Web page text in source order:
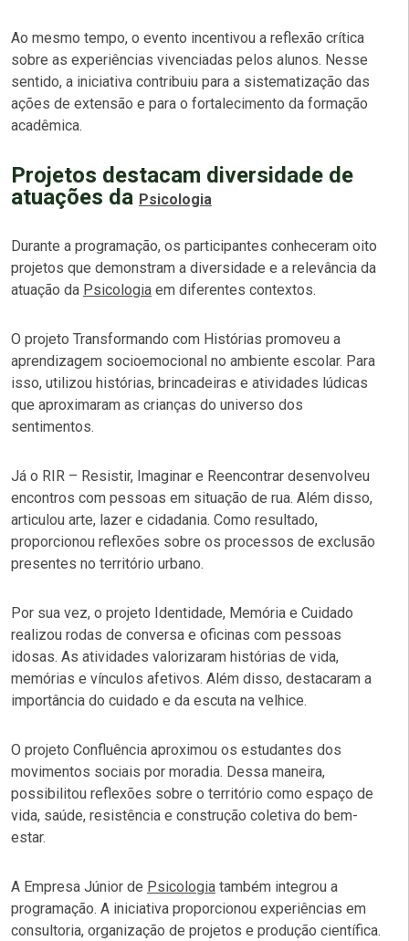
Ao mesmo tempo, o evento incentivou a reflexão crítica
sobre as experiências vivenciadas pelos alunos. Nesse
sentido, a iniciativa contribuiu para a sistematização das
ações de extensão e para o fortalecimento da formação
acadêmica.
Projetos destacam diversidade de
atuações da Psicologia
Durante a programação, os participantes conheceram oito
projetos que demonstram a diversidade e a relevância da
atuação da Psicologia em diferentes contextos.
O projeto Transformando com Histórias promoveu a
aprendizagem socioemocional no ambiente escolar. Para
isso, utilizou histórias, brincadeiras e atividades lúdicas
que aproximaram as crianças do universo dos
sentimentos.
Já o RIR – Resistir, Imaginar e Reencontrar desenvolveu
encontros com pessoas em situação de rua. Além disso,
articulou arte, lazer e cidadania. Como resultado,
proporcionou reflexões sobre os processos de exclusão
presentes no território urbano.
Por sua vez, o projeto Identidade, Memória e Cuidado
realizou rodas de conversa e oficinas com pessoas
idosas. As atividades valorizaram histórias de vida,
memórias e vínculos afetivos. Além disso, destacaram a
importância do cuidado e da escuta na velhice.
O projeto Confluência aproximou os estudantes dos
movimentos sociais por moradia. Dessa maneira,
possibilitou reflexões sobre o território como espaço de
vida, saúde, resistência e construção coletiva do bem-
estar.
A Empresa Júnior de Psicologia também integrou a
programação. A iniciativa proporcionou experiências em
consultoria, organização de projetos e produção científica.